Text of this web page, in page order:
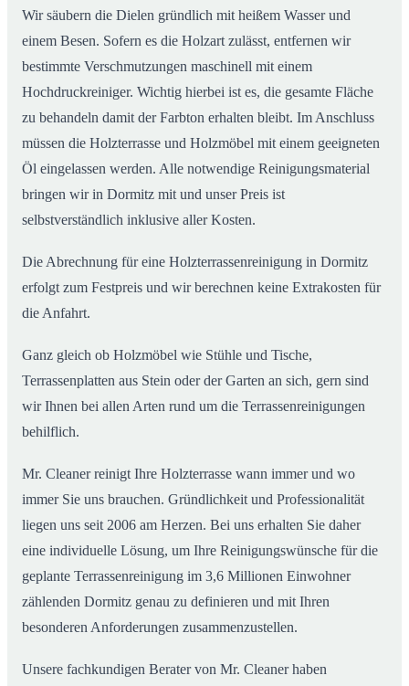
Wir säubern die Dielen gründlich mit heißem Wasser und
einem Besen. Sofern es die Holzart zulässt, entfernen wir
bestimmte Verschmutzungen maschinell mit einem
Hochdruckreiniger. Wichtig hierbei ist es, die gesamte Fläche
zu behandeln damit der Farbton erhalten bleibt. Im Anschluss
müssen die Holzterrasse und Holzmöbel mit einem geeigneten
Öl eingelassen werden. Alle notwendige Reinigungsmaterial
bringen wir in Dormitz mit und unser Preis ist
selbstverständlich inklusive aller Kosten.
Die Abrechnung für eine Holzterrassenreinigung in Dormitz
erfolgt zum Festpreis und wir berechnen keine Extrakosten für
die Anfahrt.
Ganz gleich ob Holzmöbel wie Stühle und Tische,
Terrassenplatten aus Stein oder der Garten an sich, gern sind
wir Ihnen bei allen Arten rund um die Terrassenreinigungen
behilflich.
Mr. Cleaner reinigt Ihre Holzterrasse wann immer und wo
immer Sie uns brauchen. Gründlichkeit und Professionalität
liegen uns seit 2006 am Herzen. Bei uns erhalten Sie daher
eine individuelle Lösung, um Ihre Reinigungswünsche für die
geplante Terrassenreinigung im 3,6 Millionen Einwohner
zählenden Dormitz genau zu definieren und mit Ihren
besonderen Anforderungen zusammenzustellen.
Unsere fachkundigen Berater von Mr. Cleaner haben